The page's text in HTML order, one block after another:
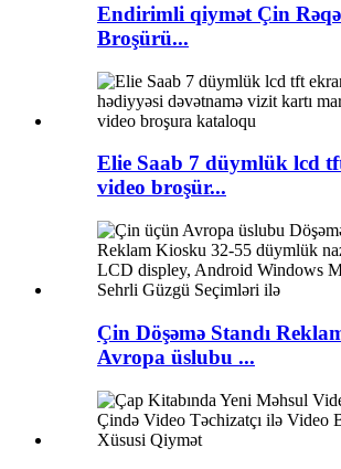
Endirimli qiymət Çin
Broşürü...
Elie Saab 7 düymlük lcd
video broşür...
Çin Döşəmə Standı
Avropa üslubu ...